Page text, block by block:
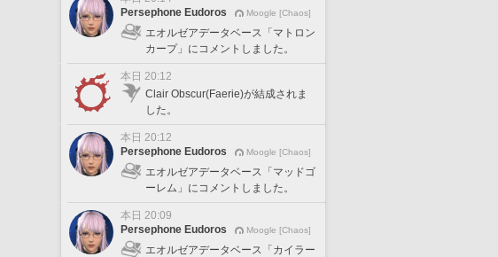
Persephone Eudoros
Moogle [Chaos]
エオルゼアデータベース「マトロン
カープ」にコメントしました。
本日 20:12
Clair Obscur(Faerie)が結成されま
した。
本日 20:12
Persephone Eudoros
Moogle [Chaos]
エオルゼアデータベース「マッドゴ
ーレム」にコメントしました。
本日 20:09
Persephone Eudoros
Moogle [Chaos]
エオルゼアデータベース「カイラー